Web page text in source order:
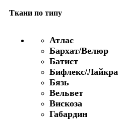
Ткани по типу
Атлас
Бархат/Велюр
Батист
Бифлекс/Лайкра
Бязь
Вельвет
Вискоза
Габардин